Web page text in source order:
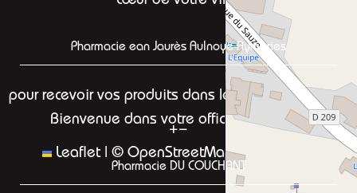
+−
Leaflet | ©OpenStreetMapcontributors
Pharmacie ean Jaurès Aulnoye-Aymeries
pour recevoir vos produits dans les meilleurs délais.
Bienvenue dans votre officine en ligne:
Pharmacie DU COUCHANT